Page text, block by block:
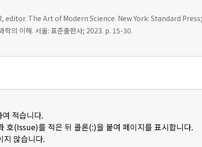
editor. The Art of Modern Science. New York: Standard
학의 이해. 서울: 표준출판사; 2023. p. 15-30.
적습니다.
(Issue)를 적은 뒤 콜론(:)을 붙여 페이지를 표시합니다.
지 않습니다.